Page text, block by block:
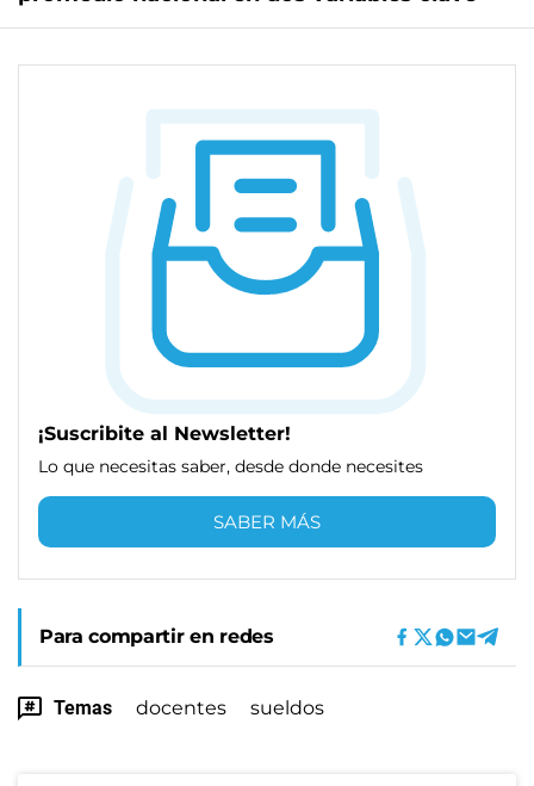
¡Suscribite al Newsletter!
Lo que necesitas saber, desde donde necesites
SABER MÁS
Para compartir en redes
Temas docentes sueldos